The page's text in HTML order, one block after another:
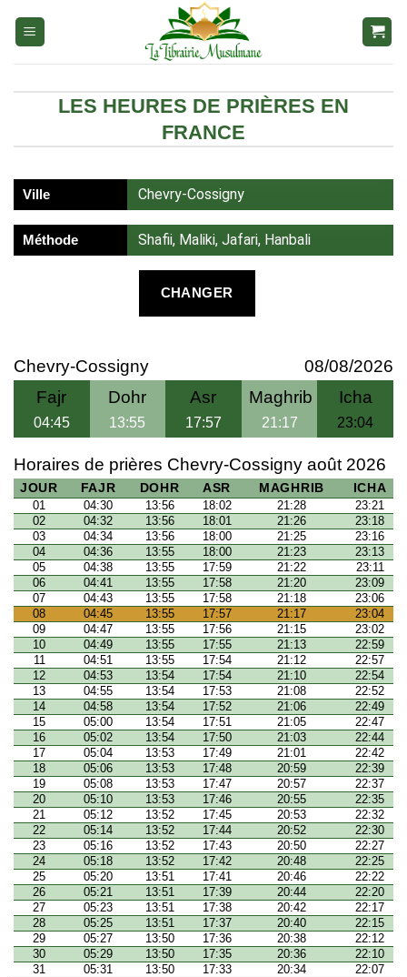
LES HEURES DE PRIÈRES EN
FRANCE
Ville Chevry-Cossigny
Méthode Shafii, Maliki, Jafari, Hanbali
CHANGER
Chevry-Cossigny
08/08/2026
Fajr
04:45
Dohr
13:55
Asr
17:57
Maghrib
21:17
Icha
23:04
Horaires de prières Chevry-Cossigny août 2026
JOUR FAJR DOHR ASR MAGHRIB ICHA
01 04:30 13:56 18:02 21:28
23:21
02
04:32 13:56 18:01 21:26
23:18
03
04:34 13:56 18:00 21:25
23:16
04
04:36 13:55 18:00 21:23
23:13
05
04:38 13:55 17:59 21:22
23:11
06
04:41 13:55 17:58 21:20
23:09
07
04:43 13:55 17:58 21:18
23:06
08
04:45 13:55 17:57 21:17
23:04
09
04:47 13:55 17:56 21:15
23:02
10
04:49 13:55 17:55 21:13
22:59
11
04:51 13:55 17:54 21:12
22:57
12
04:53 13:54 17:54 21:10
22:54
13
04:55 13:54 17:53 21:08
22:52
14
04:58 13:54 17:52 21:06
22:49
15
05:00 13:54 17:51 21:05
22:47
16
05:02 13:54 17:50 21:03
22:44
17
05:04 13:53 17:49 21:01
22:42
18
05:06 13:53 17:48 20:59
22:39
19
05:08 13:53 17:47 20:57
22:37
20
05:10 13:53 17:46 20:55
22:35
21
05:12 13:52 17:45 20:53
22:32
22
05:14 13:52 17:44 20:52
22:30
23
05:16 13:52 17:43 20:50
22:27
24
05:18 13:52 17:42 20:48
22:25
25
05:20 13:51 17:41 20:46
22:22
26
05:21 13:51 17:39 20:44
22:20
27
05:23 13:51 17:38 20:42
22:17
28
05:25 13:51 17:37 20:40
22:15
29
05:27 13:50 17:36 20:38
22:12
30
05:29 13:50 17:35 20:36
22:10
31
05:31 13:50 17:33 20:34 22:07